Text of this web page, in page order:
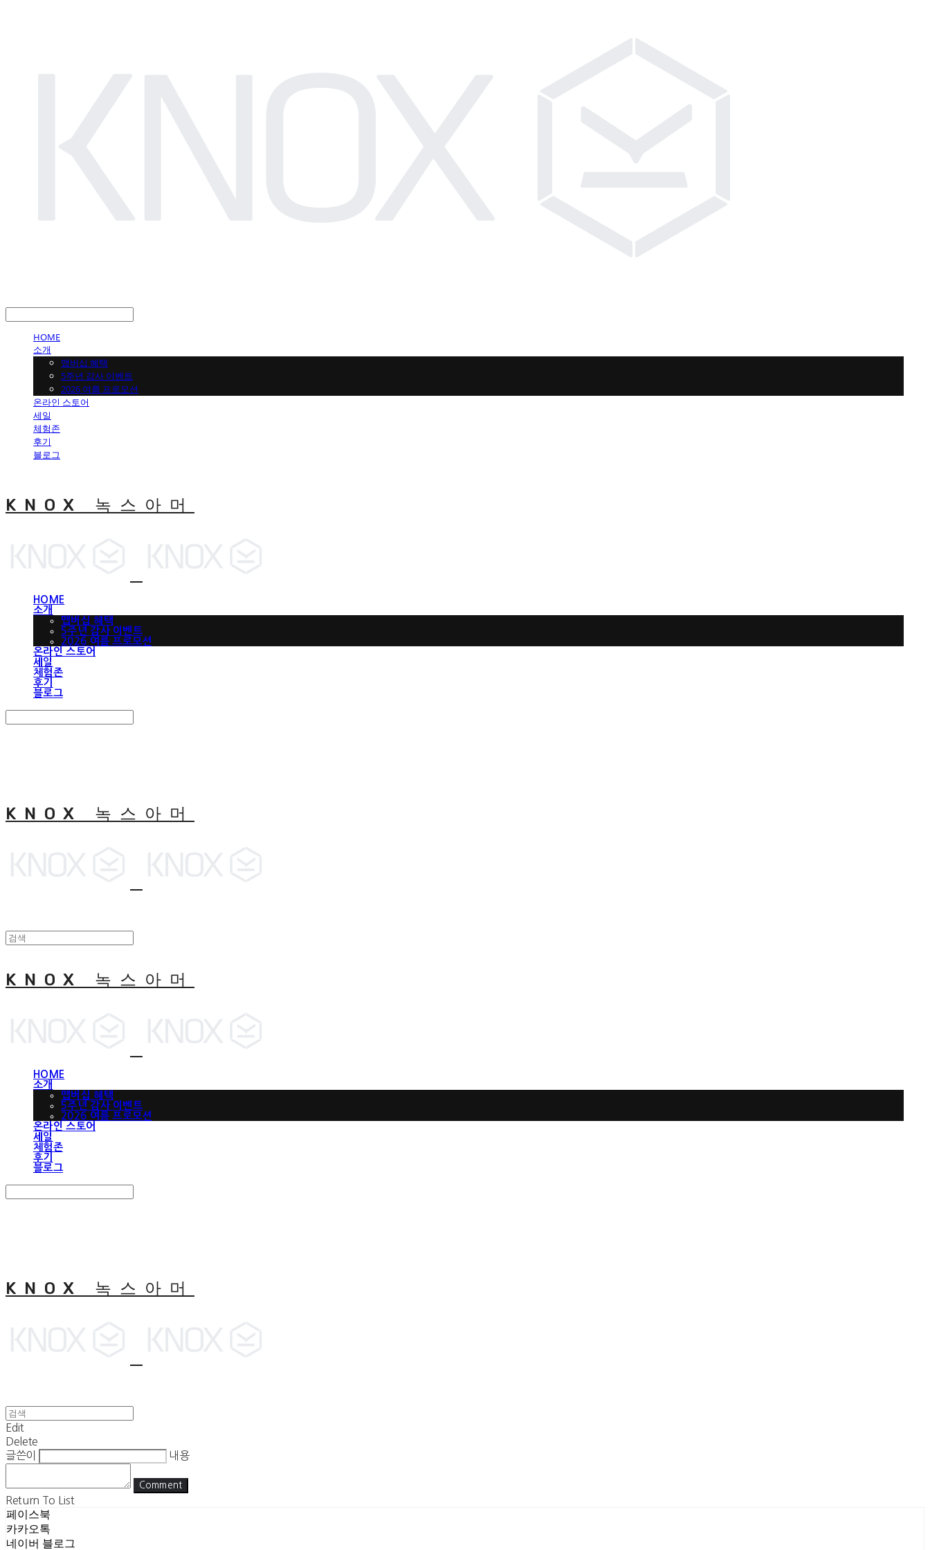
HOME
소개
맵버십 혜택
5주년 감사 이벤트
2026 여름 프로모션
온라인 스토어
세일
체험존
후기
블로그
KNOX 녹스아머
HOME
소개
맵버십 혜택
5주년 감사 이벤트
2026 여름 프로모션
온라인 스토어
세일
체험존
후기
블로그
KNOX 녹스아머
KNOX 녹스아머
HOME
소개
맵버십 혜택
5주년 감사 이벤트
2026 여름 프로모션
온라인 스토어
세일
체험존
후기
블로그
KNOX 녹스아머
Edit
Delete
글쓴이
내용
Comment
Return To List
페이스북
카카오톡
네이버 블로그